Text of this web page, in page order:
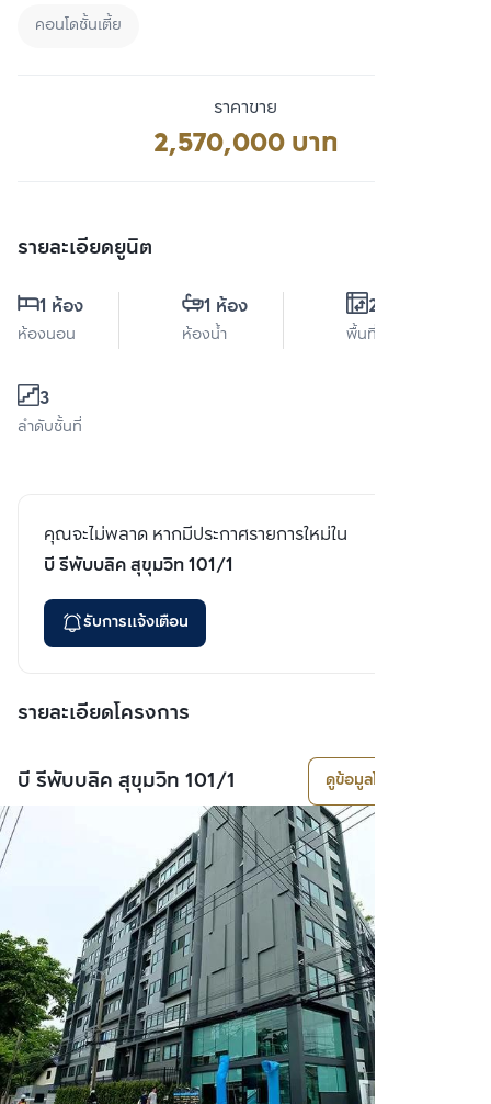
คอนโดชั้นเตี้ย
ราคาขาย
2,570,000 บาท
รายละเอียดยูนิต
1 ห้อง
ห้องนอน
1 ห้อง
ห้องน้ำ
26 ตร.ม.
พื้นที่ใช้สอย
3
ลำดับชั้นที่
คุณจะไม่พลาด หากมีประกาศรายการใหม่ใน
บี รีพับบลิค สุขุมวิท 101/1
รับการแจ้งเตือน
รายละเอียดโครงการ
บี รีพับบลิค สุขุมวิท 101/1 ดูข้อมูลโครงการ